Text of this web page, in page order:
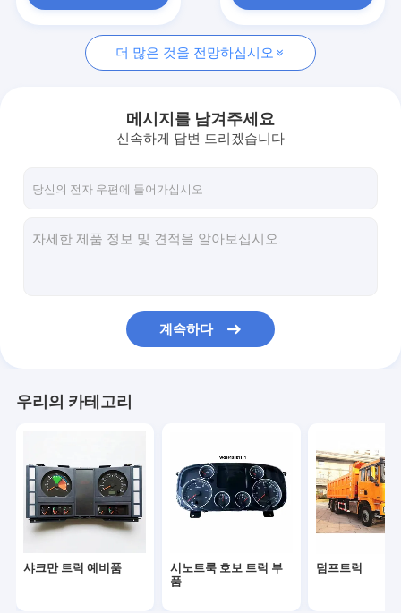
샤크만 트럭 예비품
트랙터 트럭
트럭의 변속기 부품
포톤 트럭 예비품
더 많은 것을 전망하십시오
메시지를 남겨주세요
신속하게 답변 드리겠습니다
계속하다
우리의 카테고리
샤크만 트럭 예비품
시노트룩 호보 트럭 부
품
덤프트럭